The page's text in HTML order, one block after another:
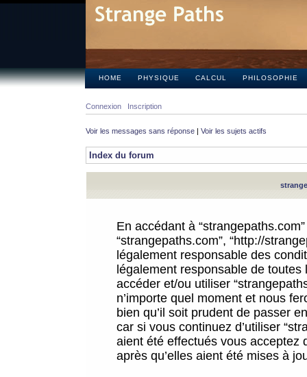
HOME PHYSIQUE CALCUL PHILOSOPHIE
Connexion Inscription
Voir les messages sans réponse | Voir les sujets actifs
Index du forum
En accédant à
“strangepaths.com”, “http://
légalement responsable des
légalement responsable de
accéder et/ou utiliser
n’importe quel moment et nous
bien qu’il soit prudent de passer
car si vous continuez d’utiliser
aient été effectués vous acceptez
après qu’elles aient été mises à